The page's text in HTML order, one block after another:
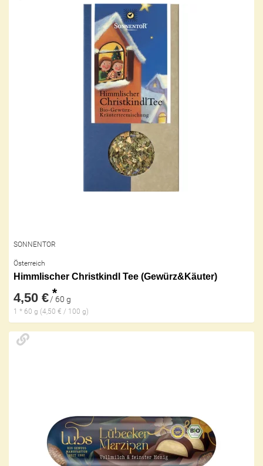
SONNENTOR
Österreich
Himmlischer Christkindl Tee (Gewürz&Käuter)
4,50 € *
/ 60 g
1 * 60 g (4,50 € / 100 g)